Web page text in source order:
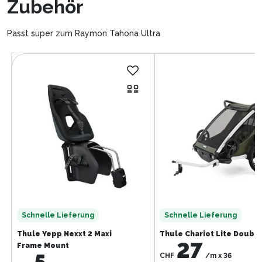
Zubehör
Passt super zum Raymon Tahona Ultra
Schnelle Lieferung
Thule Yepp Nexxt 2 Maxi
Frame Mount
Schnelle Lieferung
Thule Chariot Lite Double
CHF 27 /m x 36